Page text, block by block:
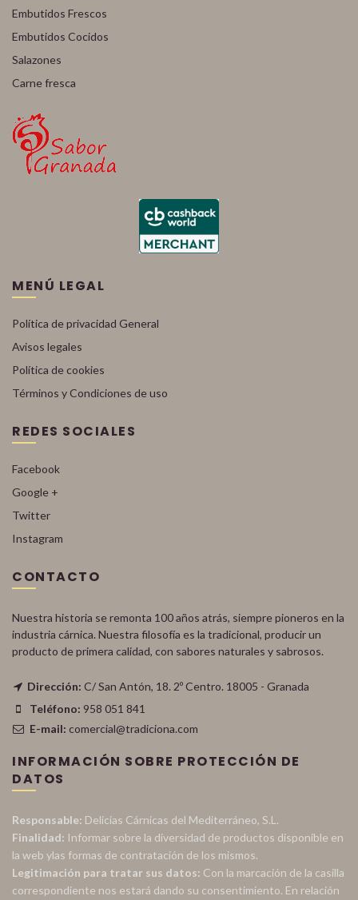
Embutidos Frescos
Embutidos Cocidos
Salazones
Carne fresca
MENÚ LEGAL
Política de privacidad General
Avisos legales
Política de cookies
Términos y Condiciones de uso
REDES SOCIALES
Facebook
Google +
Twitter
Instagram
CONTACTO
Nuestra historia se remonta 100 años atrás, siempre pioneros en la
industria cárnica. Nuestra filosofía es la tradicional, producir un
producto de primera calidad, con sabores naturales y sabrosos.
Dirección: C/ San Antón, 18. 2º Centro. 18005 - Granada
Teléfono: 958 051 841
E-mail: comercial@tradiciona.com
INFORMACIÓN SOBRE PROTECCIÓN DE
DATOS
Responsable: Delicias Cárnicas del Mediterráneo, S.L.
Finalidad: Informar sobre la diversidad de productos disponible en
la web ylas formas de contratación de los mismos.
Legitimación para tratar sus datos: Con la marcación de la casilla
correspondiente nos estará dando su consentimiento. En relación